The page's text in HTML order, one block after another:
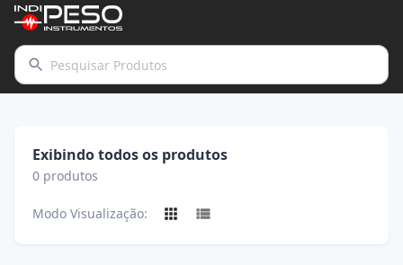
Exibindo todos os produtos
0 produtos
Modo Visualização: